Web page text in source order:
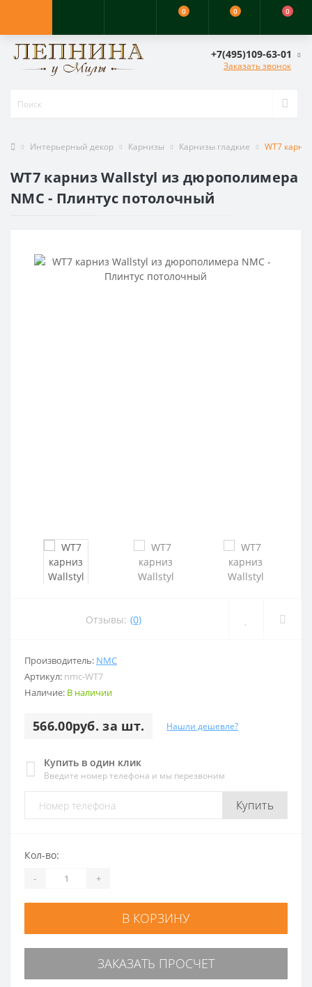
0 0 0
+7(495)109-63-01
Заказать звонок
Интерьерный декор Карнизы Карнизы гладкие WT7
WT7 карниз Wallstyl из дюрополимера
NMC - Плинтус потолочный
Отзывы: (0)
Производитель: NMC
Артикул: nmc-WT7
Наличие: В наличии
566.00руб. за шт. Нашли дешевле?
Купить в один клик
Введите номер телефона и мы перезвоним
Купить
Кол-во:
- +
В КОРЗИНУ
ЗАКАЗАТЬ ПРОСЧЕТ